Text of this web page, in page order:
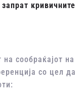
кривичните
сообраќајот на
со цел да